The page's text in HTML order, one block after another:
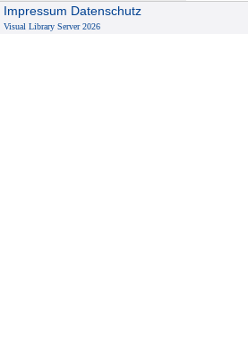
Impressum Datenschutz
Visual Library Server 2026